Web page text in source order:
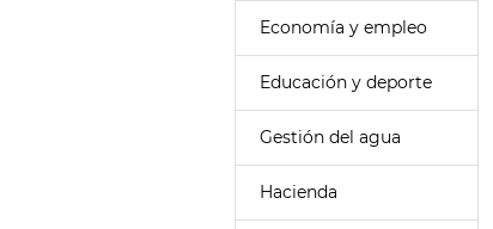
Economía y empleo
Educación y deporte
Gestión del agua
Hacienda